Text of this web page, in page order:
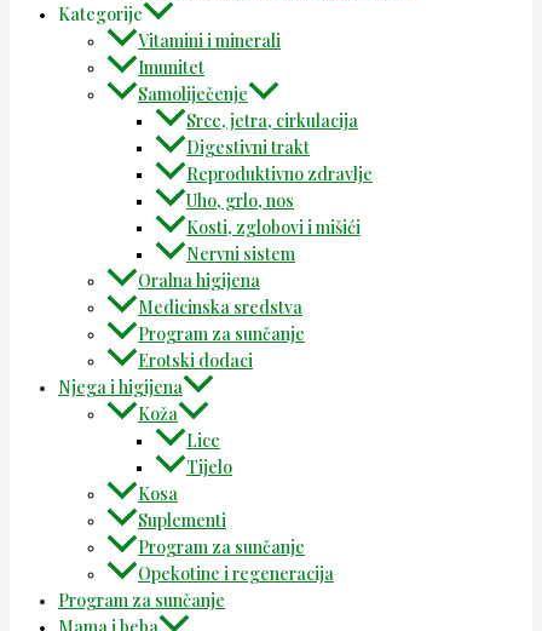
Kategorije
Vitamini i minerali
Imunitet
Samoliječenje
Srce, jetra, cirkulacija
Digestivni trakt
Reproduktivno zdravlje
Uho, grlo, nos
Kosti, zglobovi i mišići
Nervni sistem
Oralna higijena
Medicinska sredstva
Program za sunčanje
Erotski dodaci
Njega i higijena
Koža
Lice
Tijelo
Kosa
Suplementi
Program za sunčanje
Opekotine i regeneracija
Program za sunčanje